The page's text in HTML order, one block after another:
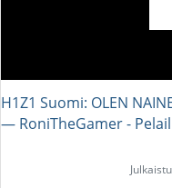
H1Z1 Suomi: OLEN
― RoniTheGamer -